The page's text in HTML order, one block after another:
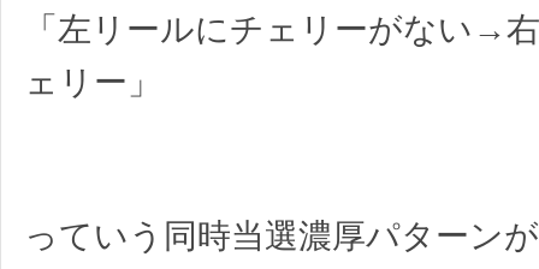
「左リールにチェリーがない→
ェリー」
っていう同時当選濃厚パターン